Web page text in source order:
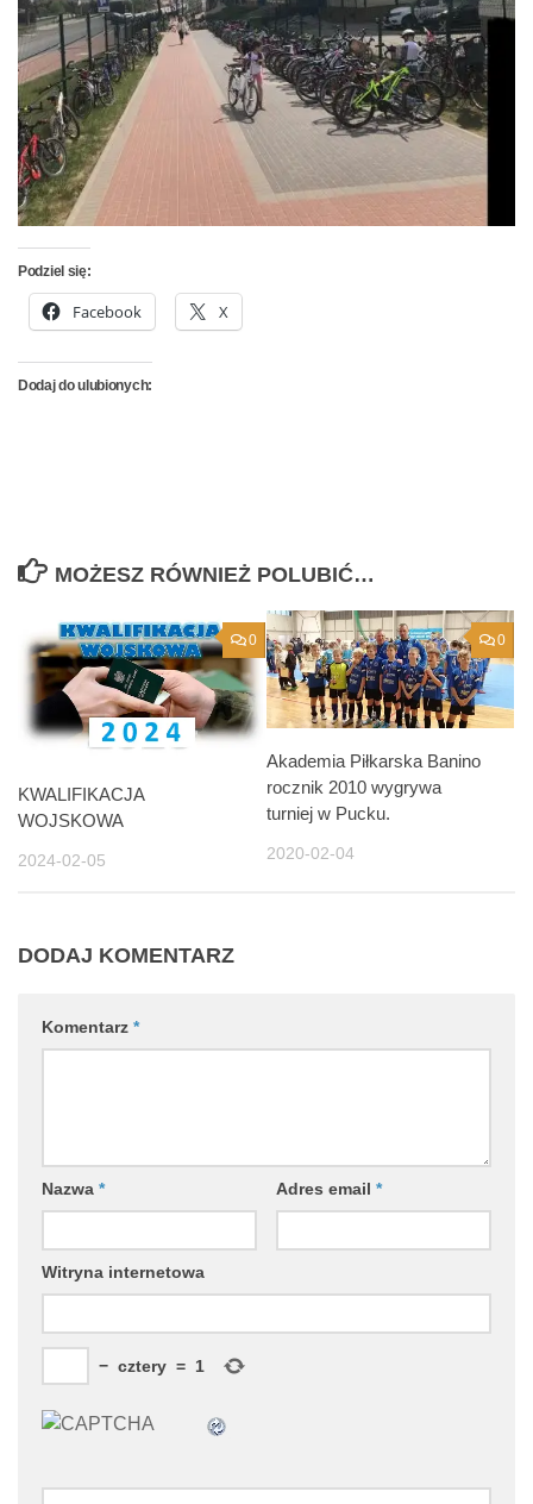
Podziel się:
Facebook X
Dodaj do ulubionych:
MOŻESZ RÓWNIEŻ POLUBIĆ…
0
KWALIFIKACJA
WOJSKOWA
2024-02-05
0
Akademia Piłkarska Banino
rocznik 2010 wygrywa
turniej w Pucku.
2020-02-04
DODAJ KOMENTARZ
Komentarz *
Nazwa * Adres email *
Witryna internetowa
− cztery = 1